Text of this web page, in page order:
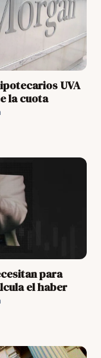
UVA
la cuota
para
el haber